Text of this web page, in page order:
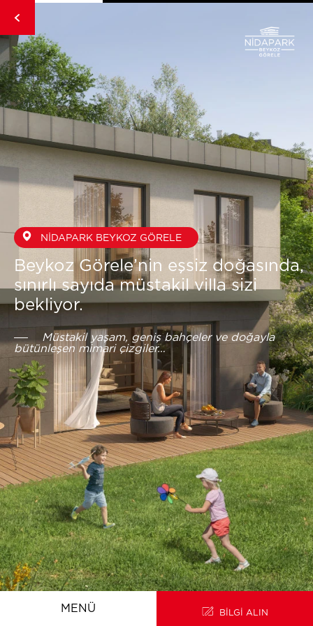
NİDAPARK BEYKOZ GÖRELE
Beykoz Görele’nin eşsiz doğasında,
sınırlı sayıda müstakil villa sizi
bekliyor.
Müstakil yaşam, geniş bahçeler ve doğayla
bütünleşen mimari çizgiler…
BİLGİ ALIN
ANA SAYFAMENÜ